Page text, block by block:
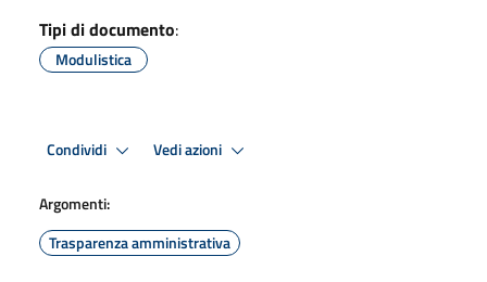
Tipi di documento:
Modulistica
Condividi Vedi azioni
Argomenti:
Trasparenza amministrativa